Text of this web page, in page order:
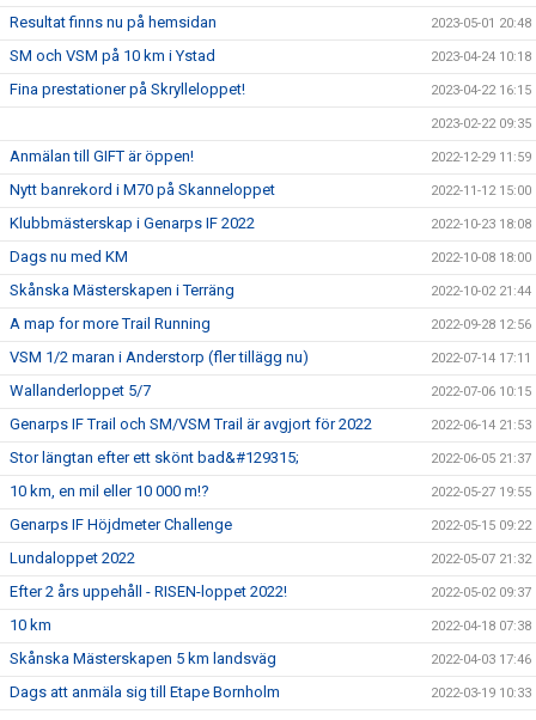
Resultat finns nu på hemsidan 2023-05-01 20:48
SM och VSM på 10 km i Ystad 2023-04-24 10:18
Fina prestationer på Skrylleloppet! 2023-04-22 16:15
2023-02-22 09:35
Anmälan till GIFT är öppen! 2022-12-29 11:59
Nytt banrekord i M70 på Skanneloppet 2022-11-12 15:00
Klubbmästerskap i Genarps IF 2022 2022-10-23 18:08
Dags nu med KM 2022-10-08 18:00
Skånska Mästerskapen i Terräng 2022-10-02 21:44
A map for more Trail Running 2022-09-28 12:56
VSM 1/2 maran i Anderstorp (fler tillägg nu) 2022-07-14 17:11
Wallanderloppet 5/7 2022-07-06 10:15
Genarps IF Trail och SM/VSM Trail är avgjort för 2022 2022-06-14 21:53
Stor längtan efter ett skönt bad&#129315; 2022-06-05 21:37
10 km, en mil eller 10 000 m!? 2022-05-27 19:55
Genarps IF Höjdmeter Challenge 2022-05-15 09:22
Lundaloppet 2022 2022-05-07 21:32
Efter 2 års uppehåll - RISEN-loppet 2022! 2022-05-02 09:37
10 km 2022-04-18 07:38
Skånska Mästerskapen 5 km landsväg 2022-04-03 17:46
Dags att anmäla sig till Etape Bornholm 2022-03-19 10:33